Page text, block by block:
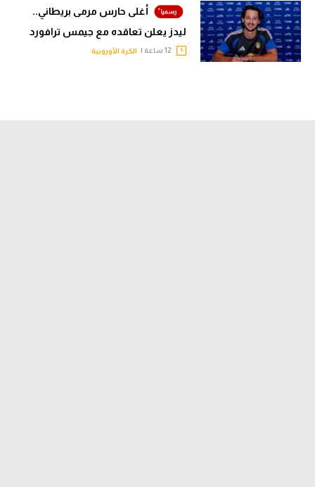
أغلى حارس مرمى بريطاني..
ليدز يعلن تعاقده مع جيمس ترافورد
الكرة الأوروبية